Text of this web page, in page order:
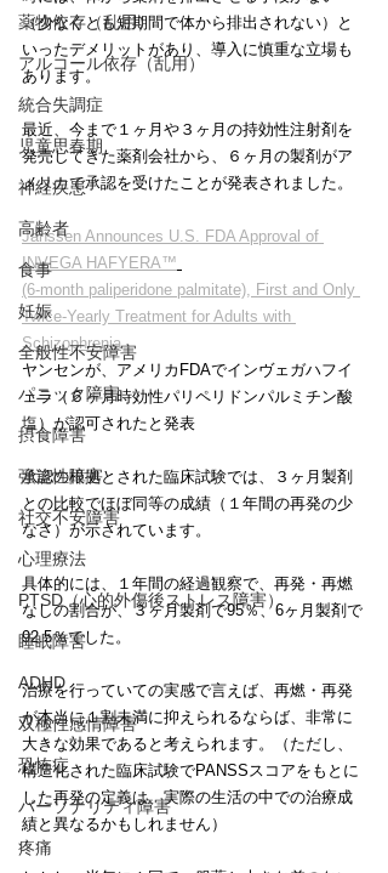
薬物依存（乱用）
アルコール依存（乱用）
統合失調症
児童思春期
神経疾患
高齢者
食事
妊娠
全般性不安障害
パニック障害
摂食障害
強迫性障害
社交不安障害
心理療法
PTSD（心的外傷後ストレス障害）
睡眠障害
ADHD
双極性感情障害
恐怖症
パーソナリティ障害
疼痛
（少なくとも短期間で体から排出されない）と
いったデメリットがあり、導入に慎重な立場も
あります。
最近、今まで１ヶ月や３ヶ月の持効性注射剤を
発売してきた薬剤会社から、６ヶ月の製剤がア
メリカで承認を受けたことが発表されました。
Janssen Announces U.S. FDA Approval of
INVEGA HAFYERA™
(6-month paliperidone palmitate), First and Only
Twice-Yearly Treatment for Adults with
Schizophrenia
ヤンセンが、アメリカFDAでインヴェガハフイ
ェラ（６ヶ月時効性パリペリドンパルミチン酸
塩）が認可されたと発表
承認の根拠とされた臨床試験では、３ヶ月製剤
との比較でほぼ同等の成績（１年間の再発の少
なさ）が示されています。
具体的には、１年間の経過観察で、再発・再燃
なしの割合が、３ヶ月製剤で95％、6ヶ月製剤で
92.5％でした。
治療を行っていての実感で言えば、再燃・再発
が本当に１割未満に抑えられるならば、非常に
大きな効果であると考えられます。（ただし、
構造化された臨床試験でPANSSスコアをもとに
した再発の定義は、実際の生活の中での治療成
績と異なるかもしれません）